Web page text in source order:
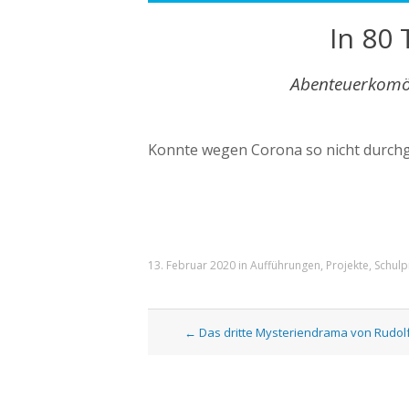
In 80
Konnte wegen Corona so nicht
13. Februar 2020 in Aufführungen, Projekte,
Artikel
← Das dritte Mysteriendrama von